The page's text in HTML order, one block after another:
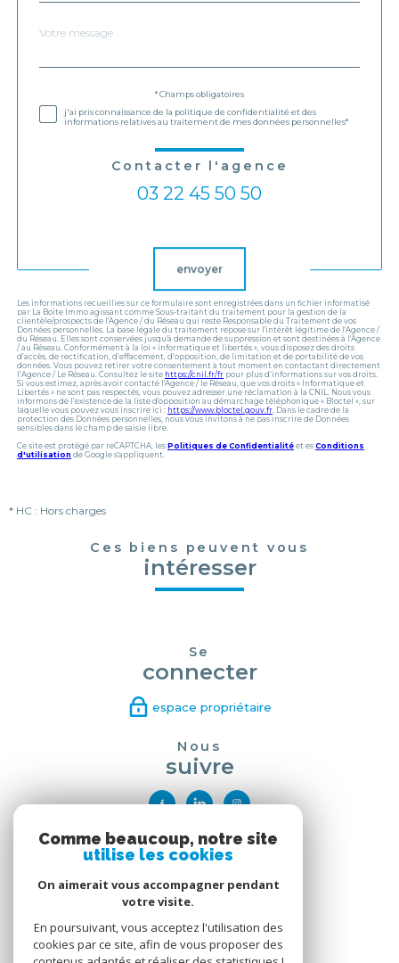
Fieldset
Message
*
* Champs obligatoires
j'ai pris connaissance de la politique de confidentialité et des
informations relatives au traitement de mes données personnelles*
Contacter l'agence
03 22 45 50 50
envoyer
Les informations recueillies sur ce formulaire sont enregistrées dans un fichier informatisé
par La Boite Immo agissant comme Sous-traitant du traitement pour la gestion de la
clientèle/prospects de l'Agence / du Réseau qui reste Responsable du Traitement de vos
Données personnelles. La base légale du traitement repose sur l'intérêt légitime de l'Agence /
du Réseau. Elles sont conservées jusqu'à demande de suppression et sont destinées à l'Agence
/ au Réseau. Conformément à la loi « informatique et libertés », vous disposez des droits
d’accès, de rectification, d’effacement, d’opposition, de limitation et de portabilité de vos
données. Vous pouvez retirer votre consentement à tout moment en contactant directement
l’Agence / Le Réseau. Consultez le site https://cnil.fr/fr pour plus d’informations sur vos droits.
Si vous estimez, après avoir contacté l'Agence / le Réseau, que vos droits « Informatique et
Libertés » ne sont pas respectés, vous pouvez adresser une réclamation à la CNIL. Nous vous
informons de l’existence de la liste d'opposition au démarchage téléphonique « Bloctel », sur
laquelle vous pouvez vous inscrire ici : https://www.bloctel.gouv.fr. Dans le cadre de la
protection des Données personnelles, nous vous invitons à ne pas inscrire de Données
sensibles dans le champ de saisie libre.
Ce site est protégé par reCAPTCHA, les Politiques de Confidentialité et es Conditions
d'utilisation de Google s'appliquent.
* HC : Hors charges
Ces biens peuvent vous
intéresser
Se
connecter
espace propriétaire
Nous
suivre
Nous
adhérons
Comme beaucoup, notre site
utilise les cookies
On aimerait vous accompagner pendant
votre visite.
En poursuivant, vous acceptez l'utilisation des
cookies par ce site, afin de vous proposer des